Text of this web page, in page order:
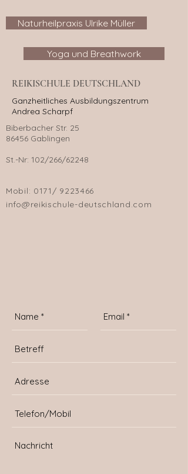
Naturheilpraxis Ulrike Müller
Yoga und Breathwork
REIKISCHULE DEUTSCHLAND
Ganzheitliches Ausbildungszentrum
Andrea Scharpf
Biberbacher Str. 25
86456 Gablingen
St.-Nr: 102/266/62248
Mobil: 0171/ 9223466
info@reikischule-deutschland.com